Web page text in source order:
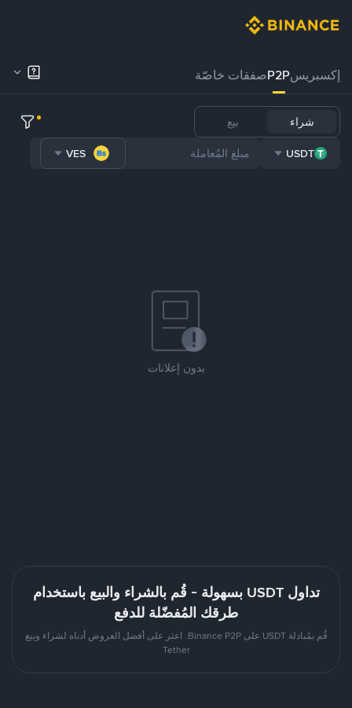
إكسبريسP2Pصفقات خاصّة
شراء بيع
USDT
VES
بدون إعلانات
تداول USDT بسهولة - قُم بالشراء والبيع باستخدام
طرقك المُفضّلة للدفع
قُم بمُبادلة USDT على Binance P2P. اعثر على أفضل العروض أدناه لشراء وبيع
Tether